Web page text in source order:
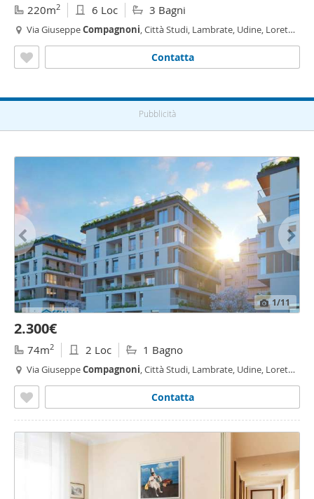
220m2 6 Loc 3 Bagni
Via GiuseppeCompagnoni, Città Studi, Lambrate, Udine, Loreto,
Contatta
Pubblicità
1/11
2.300€
74m2 2 Loc 1 Bagno
Via GiuseppeCompagnoni, Città Studi, Lambrate, Udine, Loreto,
Contatta